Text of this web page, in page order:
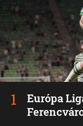
Európa